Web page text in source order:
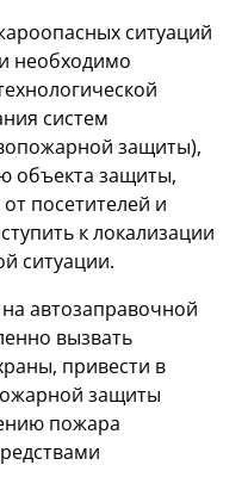
ситуаций
необходимо
систем
защиты),
объекта защиты,
посетителей и
к локализации
ситуации.
автозаправочной
вызвать
привести в
защиты
пожара